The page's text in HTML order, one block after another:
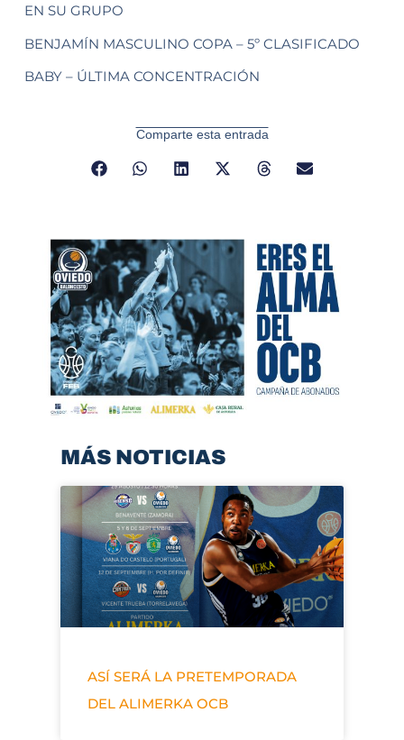
EN SU GRUPO
BENJAMÍN MASCULINO COPA – 5º CLASIFICADO
BABY – ÚLTIMA CONCENTRACIÓN
Comparte esta entrada
MÁS NOTICIAS
ASÍ SERÁ LA PRETEMPORADA
DEL ALIMERKA OCB